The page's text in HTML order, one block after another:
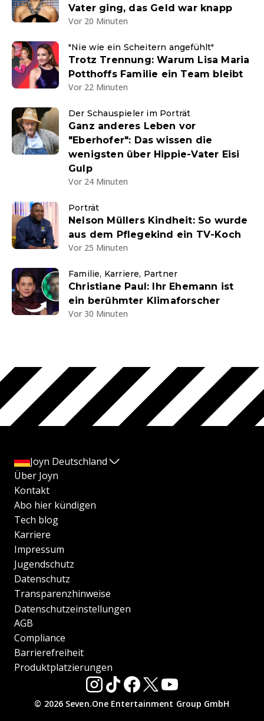
Vater ging, das Geld war knapp
Vor 20 Minuten
"Nie wie ein Scheitern angefühlt"
Trotz Trennung: Warum Lisa Maria
Potthoffs Familie ein Team bleibt
Vor 22 Minuten
Der Schauspieler im Porträt
Ganz anderes Leben vor
"Eberhofer": Das wissen die
wenigsten über Hippie-Vater Eisi
Gulp
Vor 24 Minuten
Porträt
Nelson Müllers Kindheit: So wurde
aus dem Pflegekind ein TV-Koch
Vor 25 Minuten
Familie, Karriere, Partner
Christiane Paul: Ihr Ehemann ist
ein berühmter Klimaforscher
Vor 30 Minuten
Joyn Deutschland
Über Joyn
Kontakt
Abo hier kündigen
Tech blog
Karriere
Impressum
Jugendschutz
Datenschutz
Transparenzhinweise
Datenschutzeinstellungen
AGB
Compliance
Barrierefreiheit
Produktplatzierungen
© 2026 Seven.One Entertainment Group GmbH